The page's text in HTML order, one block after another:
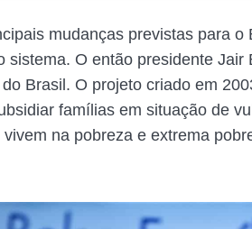
mudanças previstas para
sistema. O então presidente Jair
do Brasil. O projeto criado em
famílias em situação de
na pobreza e extrema